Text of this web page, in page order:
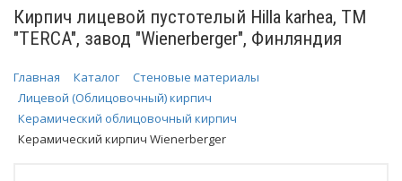
Кирпич лицевой пустотелый Hilla karhea, ТМ
"TERCA", завод "Wienerberger", Финляндия
Главная Каталог
Стеновые материалы
Лицевой (Облицовочный) кирпич
Керамический облицовочный кирпич
Керамический кирпич Wienerberger